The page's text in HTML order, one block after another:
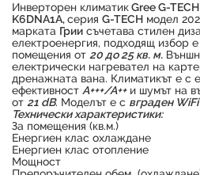
Продуктът е успешно
Инверторен климатикGree G-
K6DNA1A,серия G-TECH модел
марката Грии съчетава стилен
електроенергия, подходящ избор
помещения от 20 до 25 кв. м.
електрически нагревател на
дренажната вана. Климатикът е с
ефективност А+++/А++и шумът на
от 21 dB. Моделът е с вграден
Технически характеристики:
За помещения (кв.м.)
Енергиен клас охлаждане
Енергиен клас отопление
Мощност